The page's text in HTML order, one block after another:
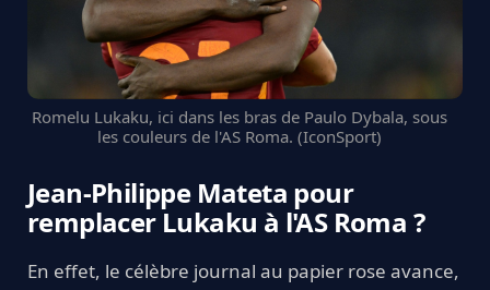
Romelu Lukaku, ici dans les bras de Paulo Dybala, sous
les couleurs de l'AS Roma. (IconSport)
Jean-Philippe Mateta pour
remplacer Lukaku à l'AS Roma ?
En effet, le célèbre journal au papier rose avance,